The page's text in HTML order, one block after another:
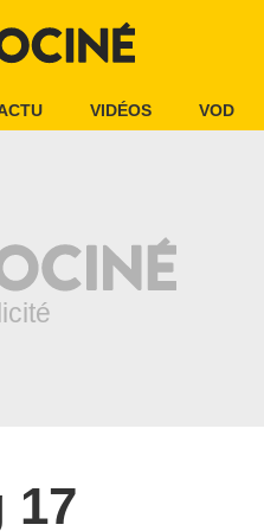
VIDÉOS VOD
17